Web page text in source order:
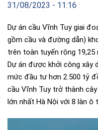
31/08/2023 - 11:16
Dự án cầu Vĩnh Tuy giai
gồm cầu và đường dẫn)
trên toàn tuyến rộng 19,25
Dự án được khởi công xây
mức đầu tư hơn 2.500 tỷ
cầu Vĩnh Tuy trở thành
lớn nhất Hà Nội với 8 làn ô